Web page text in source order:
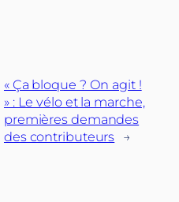
« Ça bloque ? On agit !
» : Le vélo et la marche,
premières demandes
des contributeurs →